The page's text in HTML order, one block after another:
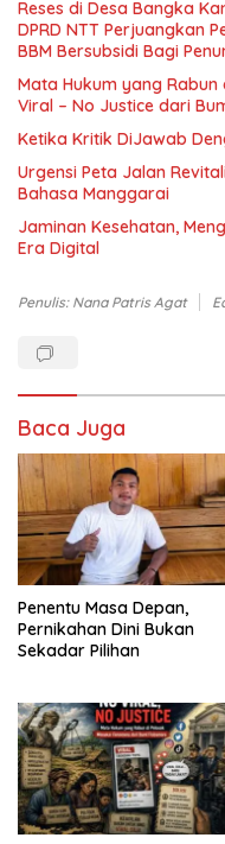
Reses di Desa Bangka
DPRD NTT Perjuangkan
BBM Bersubsidi Bagi
Mata Hukum yang Rabun
Viral – No Justice dari
Ketika Kritik DiJawab
Urgensi Peta Jalan
Bahasa Manggarai
Jaminan Kesehatan,
Era Digital
Penulis: Nana Patris Agat
Baca Juga
Penentu Masa Depan,
Pernikahan Dini Bukan
Sekadar Pilihan